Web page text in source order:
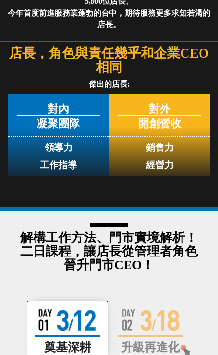
今年首度前進服務業蓬勃的台中，期待服務更多求知若渴的
店長。
店長，角色與責任幾乎和企業CEO
相同
傑出的店長:
對內
凝聚團隊
領導力
工作指導
對外
開創營收
銷售力
經營力
解構工作方法、門市實境解析！
二日課程，讓店長從管理者角色
晉升門市CEO！
奠基深耕 升級再進化